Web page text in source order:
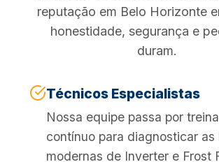
reputação em Belo Horizonte
honestidade, segurança e
duram.
Técnicos Especialistas
Nossa equipe passa por
contínuo para diagnosticar as
modernas de Inverter e Frost